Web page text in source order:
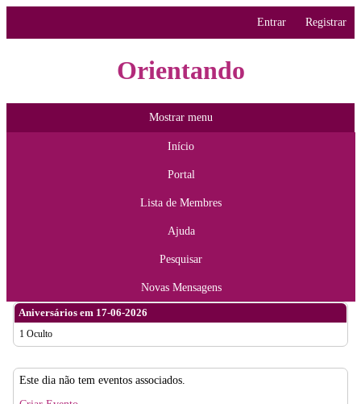
Entrar Registrar
Orientando
Mostrar menu
Início
Portal
Lista de Membres
Ajuda
Pesquisar
Novas Mensagens
Aniversários em 17-06-2026
1 Oculto
Este dia não tem eventos associados.